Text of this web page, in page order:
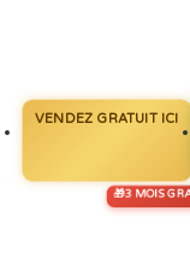
VENDEZ GRATUIT ICI